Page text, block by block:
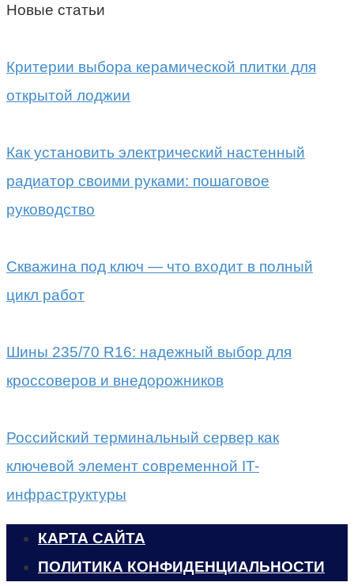
Новые статьи
Критерии выбора керамической плитки для
открытой лоджии
Как установить электрический настенный
радиатор своими руками: пошаговое
руководство
Скважина под ключ — что входит в полный
цикл работ
Шины 235/70 R16: надежный выбор для
кроссоверов и внедорожников
Российский терминальный сервер как
ключевой элемент современной IT-
инфраструктуры
КАРТА САЙТА
ПОЛИТИКА КОНФИДЕНЦИАЛЬНОСТИ